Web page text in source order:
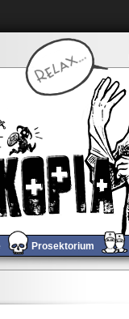
Prosektorium